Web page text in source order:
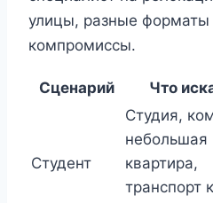
улицы, разные форматы
компромиссы.
Сценарий Что
Студент
Студия,
небольшая
квартира,
транспорт к